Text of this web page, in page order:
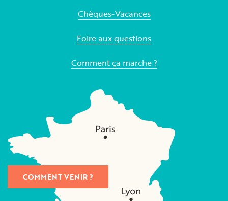
Chèques-Vacances
Foire aux questions
Comment ça marche ?
COMMENT VENIR ?